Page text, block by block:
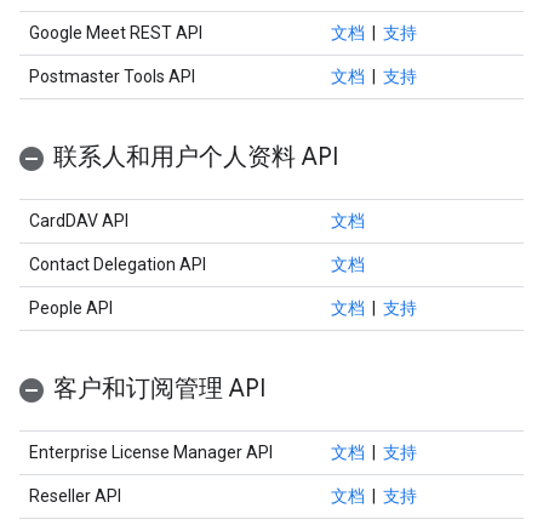
Google Meet REST API 文档 支持
Postmaster Tools API 文档 支持
联系人和用户个人资料 API
CardDAV API 文档
Contact Delegation API 文档
People API 文档 支持
客户和订阅管理 API
Enterprise License Manager API 文档 支持
Reseller API 文档 支持